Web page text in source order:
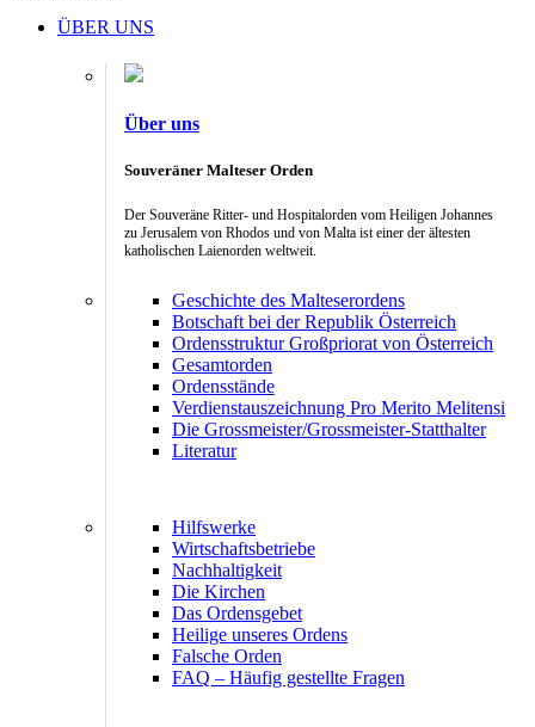
ÜBER UNS
Über uns
Souveräner Malteser Orden
Der Souveräne Ritter- und Hospitalorden vom Heiligen Johannes
zu Jerusalem von Rhodos und von Malta ist einer der ältesten
katholischen Laienorden weltweit.
Geschichte des Malteserordens
Botschaft bei der Republik Österreich
Ordensstruktur Großpriorat von Österreich
Gesamtorden
Ordensstände
Verdienstauszeichnung Pro Merito Melitensi
Die Grossmeister/Grossmeister-Statthalter
Literatur
Hilfswerke
Wirtschaftsbetriebe
Nachhaltigkeit
Die Kirchen
Das Ordensgebet
Heilige unseres Ordens
Falsche Orden
FAQ – Häufig gestellte Fragen